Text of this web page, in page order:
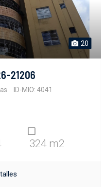
20
21206
ID-MIO: 4041
324 m2